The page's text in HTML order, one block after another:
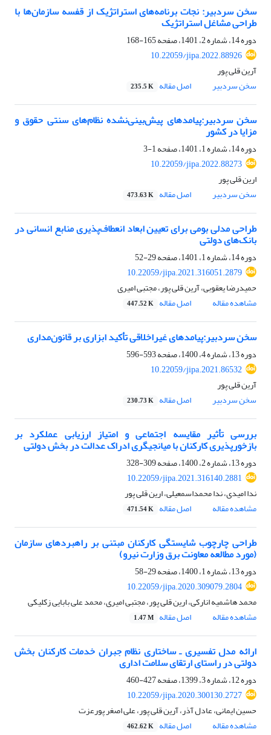
سخن سردبیر: نجات برنامه‌های استراتژیک از قفسه سازمان‌ها با
طراحی مشاغل استراتژیک
دوره 14، شماره 2، 1401، صفحه
165-168
10.22059/jipa.2022.88926
آرین قلی پور
سخن سردبیر
اصل مقاله 235.5 K
سخن سردبیر:پیامدهای پیش‌بینی‌نشده نظام‌های سنتی حقوق و
مزایا در کشور
دوره 14، شماره 1، 1401، صفحه
1-3
10.22059/jipa.2022.88273
ارین قلی پور
سخن سردبیر
اصل مقاله 473.63 K
طراحی مدلی بومی برای تعیین ابعاد انعطاف‌پذیری منابع انسانی در
بانک‏‌های دولتی
دوره 14، شماره 1، 1401، صفحه
29-52
10.22059/jipa.2021.316051.2879
حمیدرضا یعقوبی، آرین قلی پور، مجتبی امیری
مشاهده مقاله
اصل مقاله 447.52 K
سخن سردبیر:پیامدهای غیراخلاقی تأکید ابزاری بر قانون‌مداری
دوره 13، شماره 4، 1400، صفحه
593-596
10.22059/jipa.2021.86532
آرین قلی پور
سخن سردبیر
اصل مقاله 230.73 K
بررسی تأثیر مقایسه اجتماعی و امتیاز ارزیابی عملکرد بر
بازخورپذیری کارکنان با میانجیگری ادراک عدالت در بخش دولتی
دوره 13، شماره 2، 1400، صفحه
309-328
10.22059/jipa.2021.316140.2881
ندا امیدی، ندا محمداسمعیلی، ارین قلی پور
مشاهده مقاله
اصل مقاله 471.54 K
طراحی چارچوب شایستگی کارکنان مبتنی بر راهبردهای سازمان
(مورد مطالعه معاونت برق وزارت نیرو)
دوره 13، شماره 1، 1400، صفحه
29-58
10.22059/jipa.2020.309079.2804
محمد هاشمیه انارکی، ارین قلی پور، مجتبی امیری، محمد علی بابایی زکلیکی
مشاهده مقاله
اصل مقاله 1.47 M
ارائه مدل تفسیری ـ ساختاری نظام جبران خدمات کارکنان بخش
دولتی در راستای ارتقای‌ سلامت اداری
دوره 12، شماره 3، 1399، صفحه
427-460
10.22059/jipa.2020.300130.2727
حسین ایمانی، عادل آذر، آرین قلی پور، علی اصغر پورعزت
مشاهده مقاله
اصل مقاله 462.62 K